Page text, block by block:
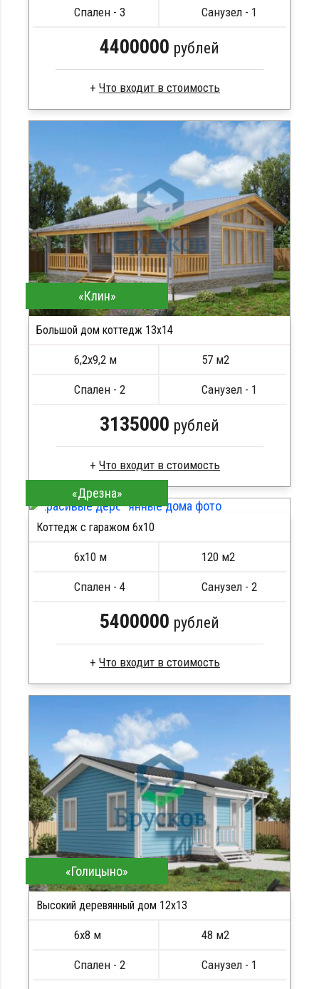
Спален - 3 Санузел - 1
4400000 рублей
Метизы, саморезы, гвозди
Сборка на березовые нагеля, джут
Металлические сваи 108 диаметр
«Клин»
Большой дом коттедж 13х14
6,2х9,2 м 57 м2
Спален - 2 Санузел - 1
3135000 рублей
Клееный брус
Стропила, балки 50х200 мм
Кровля металлочерепица
Сборка на березовые нагеля, джут
Металлические сваи 108 диаметр
ПОДРОБНЕЕ
«Дрезна»
Коттедж с гаражом 6х10
6х10 м 120 м2
Спален - 4 Санузел - 2
5400000 рублей
Стропила, балки 50х200 мм
Кровля металлочерепица
Метизы, саморезы, гвозди
Сборка на березовые нагеля, джут
Металлические сваи 108 диаметр
ПОДРОБНЕЕ
«Голицыно»
Высокий деревянный дом 12х13
6х8 м 48 м2
Спален - 2 Санузел - 1